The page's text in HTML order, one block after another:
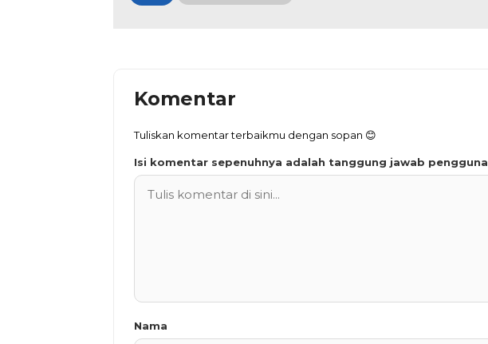
Komentar
Tuliskan komentar terbaikmu dengan sopan 😊
Isi komentar sepenuhnya adalah tanggung jawab pengguna
Nama